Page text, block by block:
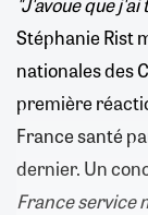
Stéphanie Rist
nationales des
première
France santé
dernier. Un
France service